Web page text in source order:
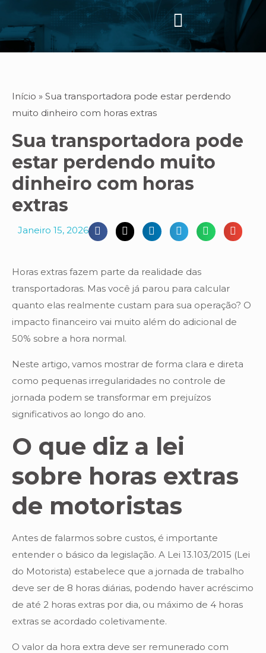
Início » Sua transportadora pode estar perdendo
muito dinheiro com horas extras
Sua transportadora pode
estar perdendo muito
dinheiro com horas
extras
Janeiro 15, 2026
Horas extras fazem parte da realidade das
transportadoras. Mas você já parou para calcular
quanto elas realmente custam para sua operação? O
impacto financeiro vai muito além do adicional de
50% sobre a hora normal.
Neste artigo, vamos mostrar de forma clara e direta
como pequenas irregularidades no controle de
jornada podem se transformar em prejuízos
significativos ao longo do ano.
O que diz a lei
sobre horas extras
de motoristas
Antes de falarmos sobre custos, é importante
entender o básico da legislação. A Lei 13.103/2015 (Lei
do Motorista) estabelece que a jornada de trabalho
deve ser de 8 horas diárias, podendo haver acréscimo
de até 2 horas extras por dia, ou máximo de 4 horas
extras se acordado coletivamente.
O valor da hora extra deve ser remunerado com